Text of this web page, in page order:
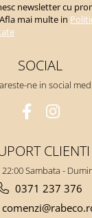
newsletter cu
mai multe in
SOCIAL
ne in social
CLIENTI
Sambata -
0371 237 376